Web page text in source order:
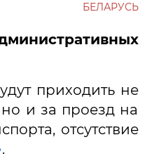
БЕЛАРУСЬ
приходить не
и за проезд на
отсутствие
.